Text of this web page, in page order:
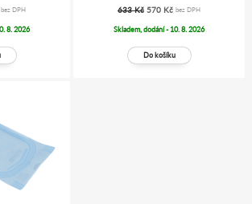
bez DPH
8. 2026
633 Kč 570 Kč bez DPH
Skladem, dodání - 10. 8. 2026